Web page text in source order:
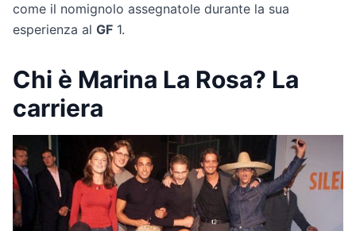
come il nomignolo assegnatole durante la sua
esperienza al GF 1.
Chi è Marina La Rosa? La
carriera